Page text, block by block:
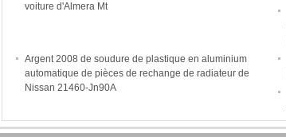
voiture d'Almera Mt
Argent 2008 de soudure de plastique en aluminium
automatique de pièces de rechange de radiateur de
Nissan 21460-Jn90A